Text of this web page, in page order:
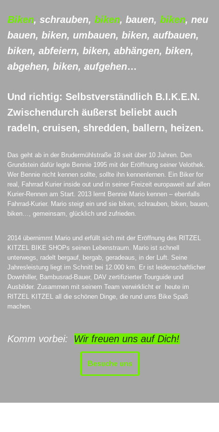
Biken, schrauben, biken, bauen, biken, neu
bauen, biken, umbauen, biken, aufbauen,
biken, abfeiern, biken, abhängen, biken,
abgehen, biken, aufgehen…
Und richtig: Selbstverständlich B.I.K.E.N.
Zwischendurch äußerst beliebt auch
radeln, cruisen, shredden, ballern, heizen.
Das geht ab in der Brudermühlstraße 18 seit über 10 Jahren. Den
Grundstein dafür legte Bennie 1995 mit der Eröffnung seiner Velothek.
Wer Bennie nicht kennen sollte, sollte ihn kennenlernen. Ein Biker for
real, Fahrrad Kurier inside out und in seiner Freizeit europaweit auf allen
Kurier-Rennen am Start. 2013 lernt Bennie Mario kennen – ebenfalls
Fahrrad-Kurier. Mario steigt ein und sie biken, schrauben, biken, bauen,
biken…, gemeinsam, glücklich und zufrieden.
2014 übernimmt Mario und erfüllt sich mit der Eröffnung des RITZEL
KITZEL BIKE SHOPs seinen Lebenstraum. Mario ist schnell
unterwegs, radelt bergauf, bergab, geradeaus, in der Luft. Seine
Jahresleistung liegt im Schnitt bei 12.000 km. Er ist leidenschaftlicher
Downhiller, Bambusrad-Bauer, DAV zertifizierter Tourguide und
Ausbilder. Zusammen mit seinem Team verwirklicht er heute im
RITZEL KITZEL all die schönen Dinge, die rund ums Bike Spaß
machen.
Komm vorbei: Wir freuen uns auf Dich!
Besuche uns